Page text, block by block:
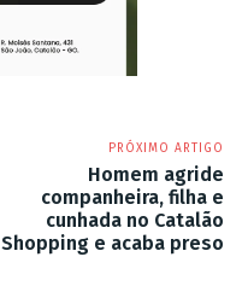
PRÓXIMO ARTIGO
Homem agride
companheira, filha e
cunhada no Catalão
Shopping e acaba preso